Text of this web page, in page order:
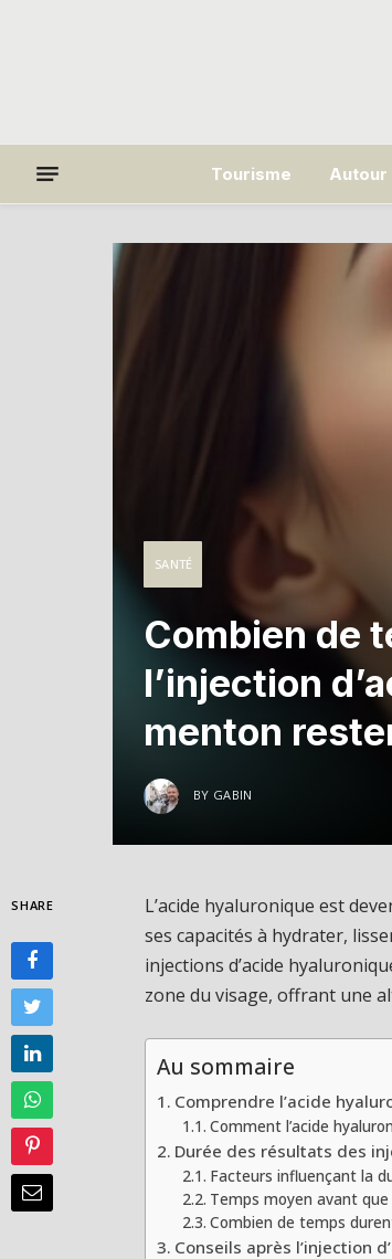
Tourisme Autour
SANTÉ
Combien de
l’injection
menton
BY GABIN
SHARE
L’acide hyaluronique est
ses capacités à hydrater,
injections d’acide
zone du visage, offrant une
Au sommaire
Comprendre l’acide
Comment l’acide
Durée des résultats des
Facteurs influençant la
Temps moyen avant
Combien de temps
Conseils après l’injection